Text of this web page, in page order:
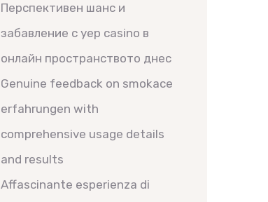
Перспективен шанс и
забавление с yep casino в
онлайн пространството днес
Genuine feedback on smokace
erfahrungen with
comprehensive usage details
and results
Affascinante esperienza di